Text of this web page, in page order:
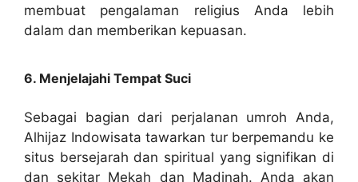
membuat pengalaman religius Anda lebih
dalam dan memberikan kepuasan.
6. Menjelajahi Tempat Suci
Sebagai bagian dari perjalanan umroh Anda,
Alhijaz Indowisata tawarkan tur berpemandu ke
situs bersejarah dan spiritual yang signifikan di
dan sekitar Mekah dan Madinah. Anda akan